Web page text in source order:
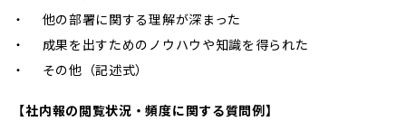
・ 他の部署に関する理解が深まった
・ 成果を出すためのノウハウや知識を得られた
・ その他（記述式）
【社内報の閲覧状況・頻度に関する質問例】